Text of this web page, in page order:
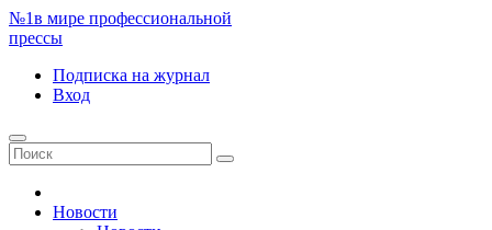
№1в мире профессиональной
прессы
Подписка на журнал
Вход
Новости